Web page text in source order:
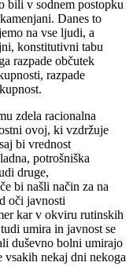
bili v sodnem postopku
Danes to
na vse ljudi, a
konstitutivni tabu
razpade občutek
razpade
zdela racionalna
ovoj, ki vzdržuje
bi vrednost
potrošniška
druge,
bi našli način za na
oči javnosti
kar v okviru rutinskih
umira in javnost se
duševno bolni umirajo
vsakih nekaj dni nekoga